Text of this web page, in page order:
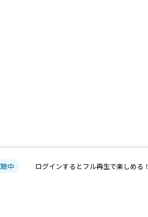
中 ログインするとフル再生で楽しめる！